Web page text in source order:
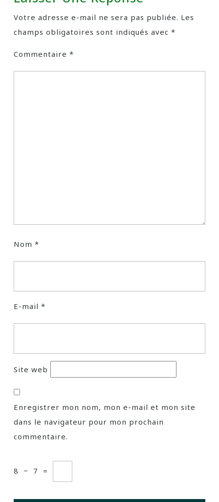
Votre adresse e-mail ne sera pas publiée. Les
champs obligatoires sont indiqués avec *
Commentaire *
Nom *
E-mail *
Site web
Enregistrer mon nom, mon e-mail et mon site
dans le navigateur pour mon prochain
commentaire.
8 − 7 =